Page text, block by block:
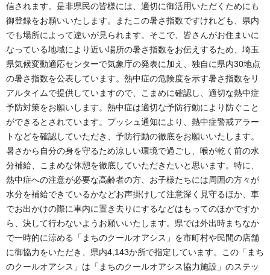
信されます。是非県民の皆様には、適切に御活用いただくためにも
御登録をお願いいたします。またこの暑さ指数ですけれども、県内
でも場所によって違いが見られます。そこで、皆さんがお住まいに
なっている地域により近い場所の暑さ指数をお伝えするため、埼玉
県気候変動適応センターで気象庁の発表に加え、独自に県内30地点
の暑さ指数を公表しています。熱中症の危険度を示す暑さ指数をリ
アルタイムで提供していますので、こまめに確認し、適切な熱中症
予防対策をお願いします。熱中症は適切な予防行動により防ぐこと
ができるとされています。プッシュ通知により、熱中症警戒アラー
トなどを確認していただき、予防行動の徹底をお願いいたします。
暑さから自分の身を守るため涼しい環境で過ごし、喉が乾く前の水
分補給、こまめな休憩を徹底していただきたいと思います。特に、
熱中症への注意が必要な高齢者の方、お子様たちには周囲の方々が
水分を補給できているかなどお声掛けして注意深く見守るほか、車
でお出かけの際に車内に置き去りにするなどはもってのほかですか
ら、決して行わないようお願いいたします。県では外出時まちなか
で一時的に涼める「まちのクールオアシス」を市町村や民間の店舗
に御協力をいただき、県内4,143か所で指定しています。この「まち
のクールオアシス」は「まちのクールオアシス協力施設」のステッ